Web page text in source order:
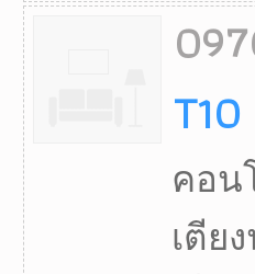
คอน
เตีย